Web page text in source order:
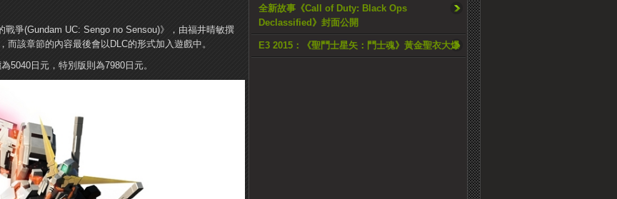
全新故事《Call of Duty: Black Ops
Declassified》封面公開
E3 2015：《聖鬥士星矢：鬥士魂》黃金聖衣大爆
戰爭(Gundam UC: Sengo no Sensou)》，由福井晴敏撰
而該章節的內容最後會以DLC的形式加入遊戲中。
5040日元，特別版則為7980日元。